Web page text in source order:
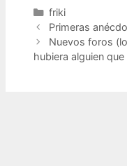
Categorías
friki
Primeras
Nuevos foros
hubiera alguien